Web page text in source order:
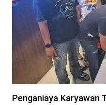
Penganiaya Karyawan